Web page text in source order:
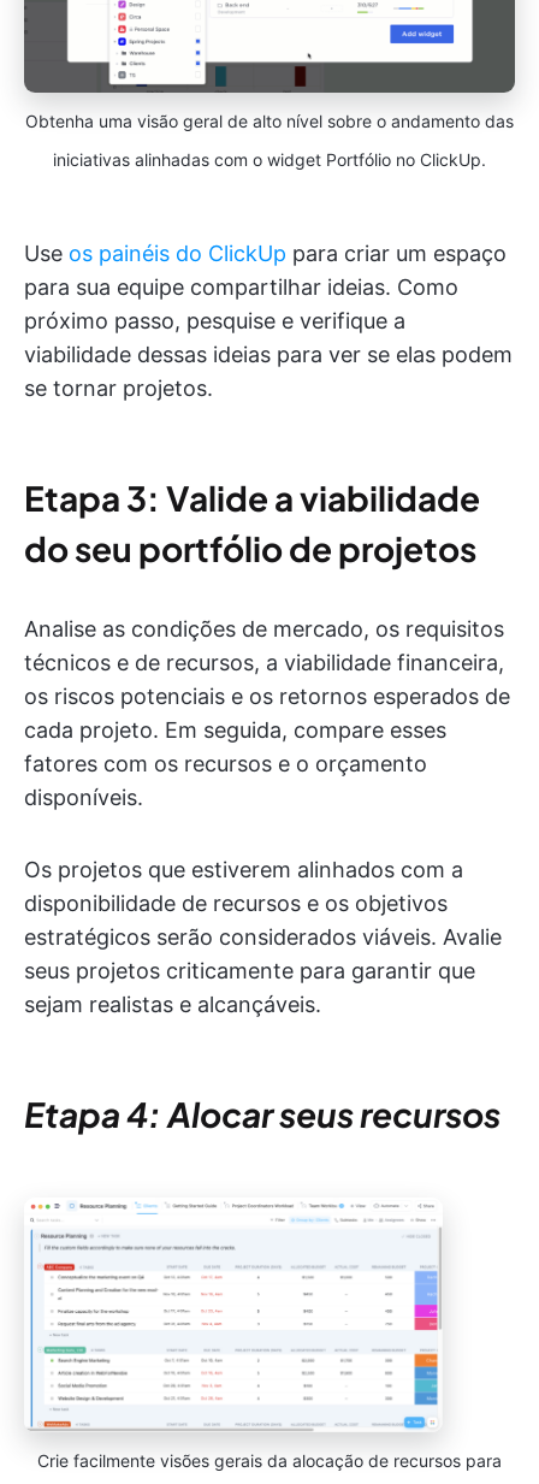
Obtenha uma visão geral de alto nível sobre o andamento das
iniciativas alinhadas com o widget Portfólio no ClickUp.
Use os painéis do ClickUp para criar um espaço
para sua equipe compartilhar ideias. Como
próximo passo, pesquise e verifique a
viabilidade dessas ideias para ver se elas podem
se tornar projetos.
Etapa 3: Valide a viabilidade
do seu portfólio de projetos
Analise as condições de mercado, os requisitos
técnicos e de recursos, a viabilidade financeira,
os riscos potenciais e os retornos esperados de
cada projeto. Em seguida, compare esses
fatores com os recursos e o orçamento
disponíveis.
Os projetos que estiverem alinhados com a
disponibilidade de recursos e os objetivos
estratégicos serão considerados viáveis. Avalie
seus projetos criticamente para garantir que
sejam realistas e alcançáveis.
Etapa 4: Alocar seus recursos
Crie facilmente visões gerais da alocação de recursos para